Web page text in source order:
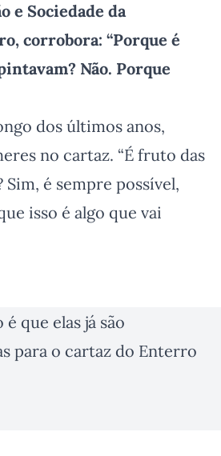
e Sociedade da
corrobora: “Porque é
Não. Porque
dos últimos anos,
no cartaz. “É fruto das
é sempre possível,
isso é algo que vai
que elas já são
para o cartaz do Enterro